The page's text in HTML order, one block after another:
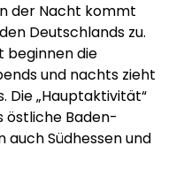
der Nacht kommt
Deutschlands zu.
beginnen die
und nachts zieht
Die „Hauptaktivität“
östliche Baden-
Südhessen und